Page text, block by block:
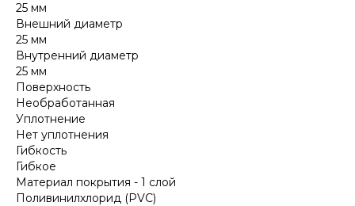
25 мм
Внешний диаметр
25 мм
Внутренний диаметр
25 мм
Поверхность
Необработанная
Уплотнение
Нет уплотнения
Гибкость
Гибкое
Материал покрытия - 1 слой
Поливинилхлорид (PVC)